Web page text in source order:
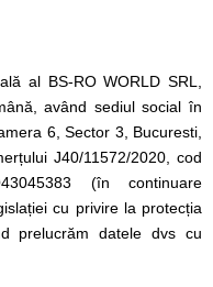
al BS-RO WORLD SRL,
având sediul social în
6, Sector 3, Bucuresti,
J40/11572/2020, cod
(în continuare
cu privire la protecția
prelucrăm datele dvs cu